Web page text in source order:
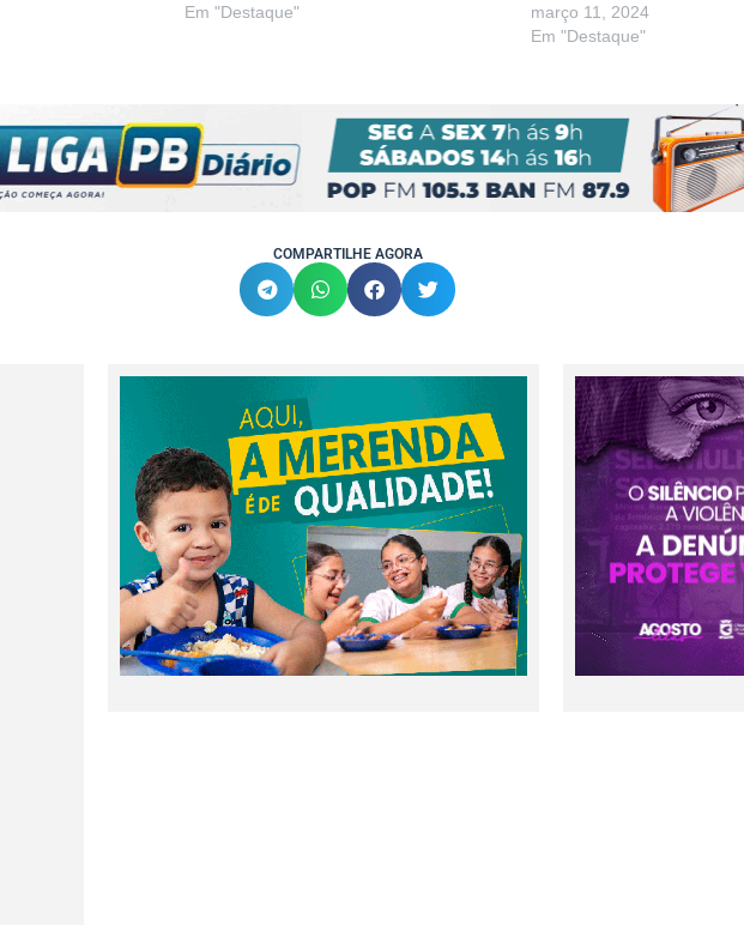
Em "Destaque"
março 11, 2024
Em "Destaque"
COMPARTILHE AGORA